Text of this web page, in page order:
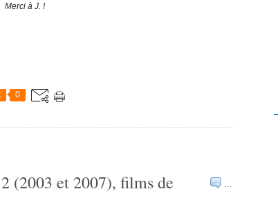
Merci à J. !
0
…
(2003 et 2007), films de